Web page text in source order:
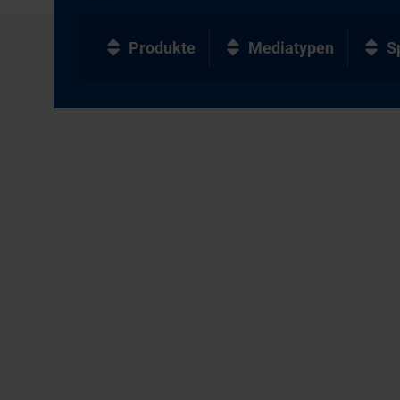
Produkte Mediatypen